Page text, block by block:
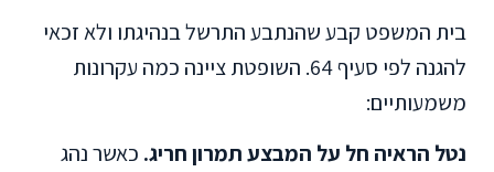
בית המשפט קבע שהנתבע התרשל בנהיגתו ולא זכאי
להגנה לפי סעיף 64. השופטת ציינה כמה עקרונות
משמעותיים:
נטל הראיה חל על המבצע תמרון חריג. כאשר נהג